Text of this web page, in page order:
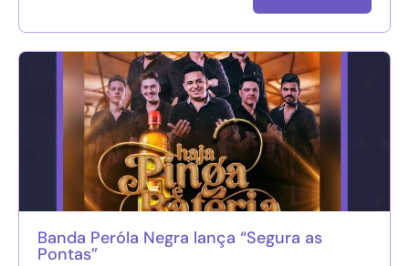
Banda Peróla Negra lança “Segura as
Pontas”